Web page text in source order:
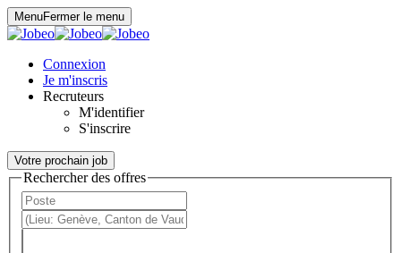
MenuFermer le menu
Connexion
Je m'inscris
Recruteurs
M'identifier
S'inscrire
Votre prochain job
Rechercher des offres
Panneau de gestion des cookies